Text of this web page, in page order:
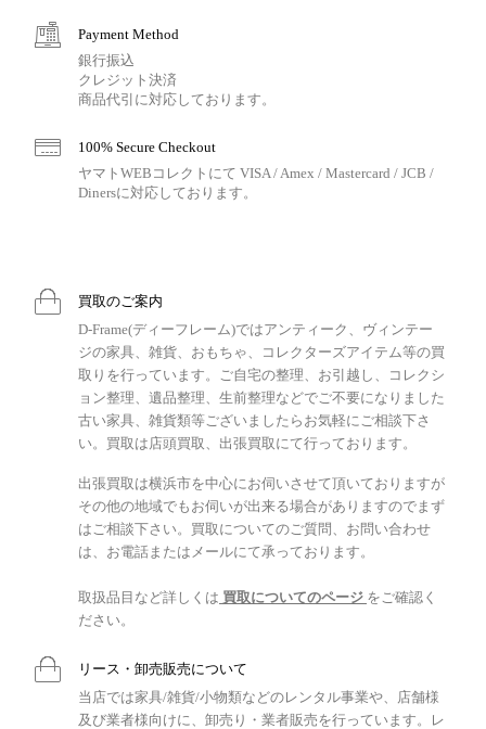
Payment Method
銀行振込
クレジット決済
商品代引に対応しております。
100% Secure Checkout
ヤマトWEBコレクトにて VISA / Amex / Mastercard / JCB /
Dinersに対応しております。
買取のご案内
D-Frame(ディーフレーム)ではアンティーク、ヴィンテー
ジの家具、雑貨、おもちゃ、コレクターズアイテム等の買
取りを行っています。ご自宅の整理、お引越し、コレクシ
ョン整理、遺品整理、生前整理などでご不要になりました
古い家具、雑貨類等ございましたらお気軽にご相談下さ
い。買取は店頭買取、出張買取にて行っております。
出張買取は横浜市を中心にお伺いさせて頂いておりますが
その他の地域でもお伺いが出来る場合がありますのでまず
はご相談下さい。買取についてのご質問、お問い合わせ
は、お電話またはメールにて承っております。
取扱品目など詳しくは 買取についてのページ をご確認く
ださい。
リース・卸売販売について
当店では家具/雑貨/小物類などのレンタル事業や、店舗様
及び業者様向けに、卸売り・業者販売を行っています。レ